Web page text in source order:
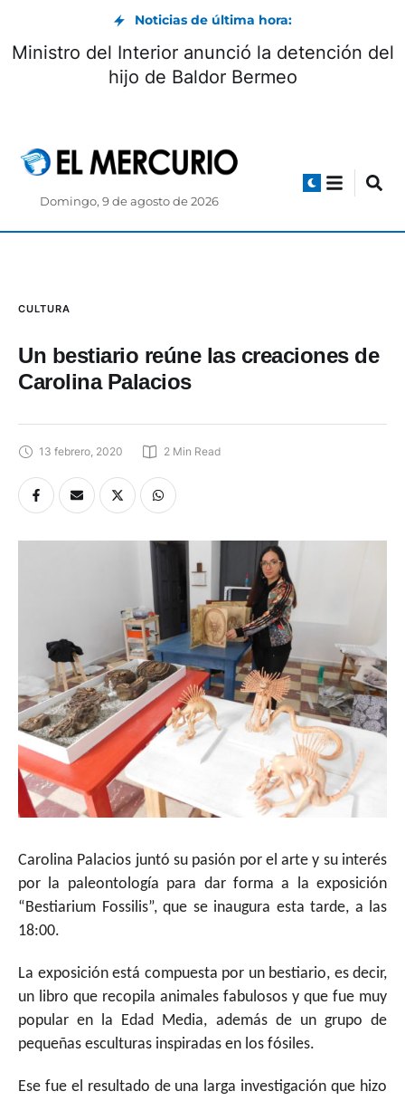
Noticias de última hora:
Ministro del Interior anunció la detención del
hijo de Baldor Bermeo
Domingo, 9 de agosto de 2026
CULTURA
Un bestiario reúne las creaciones de
Carolina Palacios
13 febrero, 2020 2 Min Read
Carolina Palacios juntó su pasión por el arte y su interés
por la paleontología para dar forma a la exposición
“Bestiarium Fossilis”, que se inaugura esta tarde, a las
18:00.
La exposición está compuesta por un bestiario, es decir,
un libro que recopila animales fabulosos y que fue muy
popular en la Edad Media, además de un grupo de
pequeñas esculturas inspiradas en los fósiles.
Ese fue el resultado de una larga investigación que hizo